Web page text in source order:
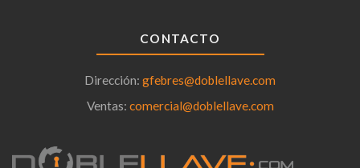
CONTACTO
Dirección: gfebres@doblellave.com
Ventas: comercial@doblellave.com